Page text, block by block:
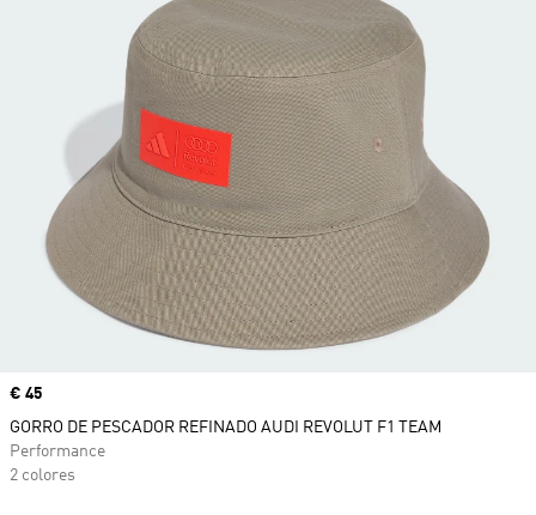
Precio
€ 45
GORRO DE PESCADOR REFINADO AUDI REVOLUT F1 TEAM
Performance
2 colores